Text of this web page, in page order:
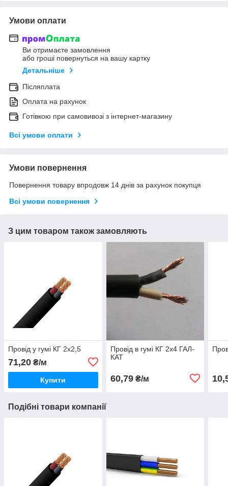
Умови оплати
Ви отримаєте замовлення
або гроші повернуться на вашу картку
Детальніше
Післяплата
Оплата на рахунок
Готівкою при самовивозі з інтернет-магазину
Всі умови оплати
Умови повернення
Повернення товару впродовж 14 днів за рахунок покупця
Всі умови повернення
З цим товаром також замовляють
Провід у гумі КГ 2х2,5
71,20 ₴/м
Купити
Провід в гумі КГ 2х4 ГАЛ-
КАТ
60,79₴/м
Подібні товари компанії